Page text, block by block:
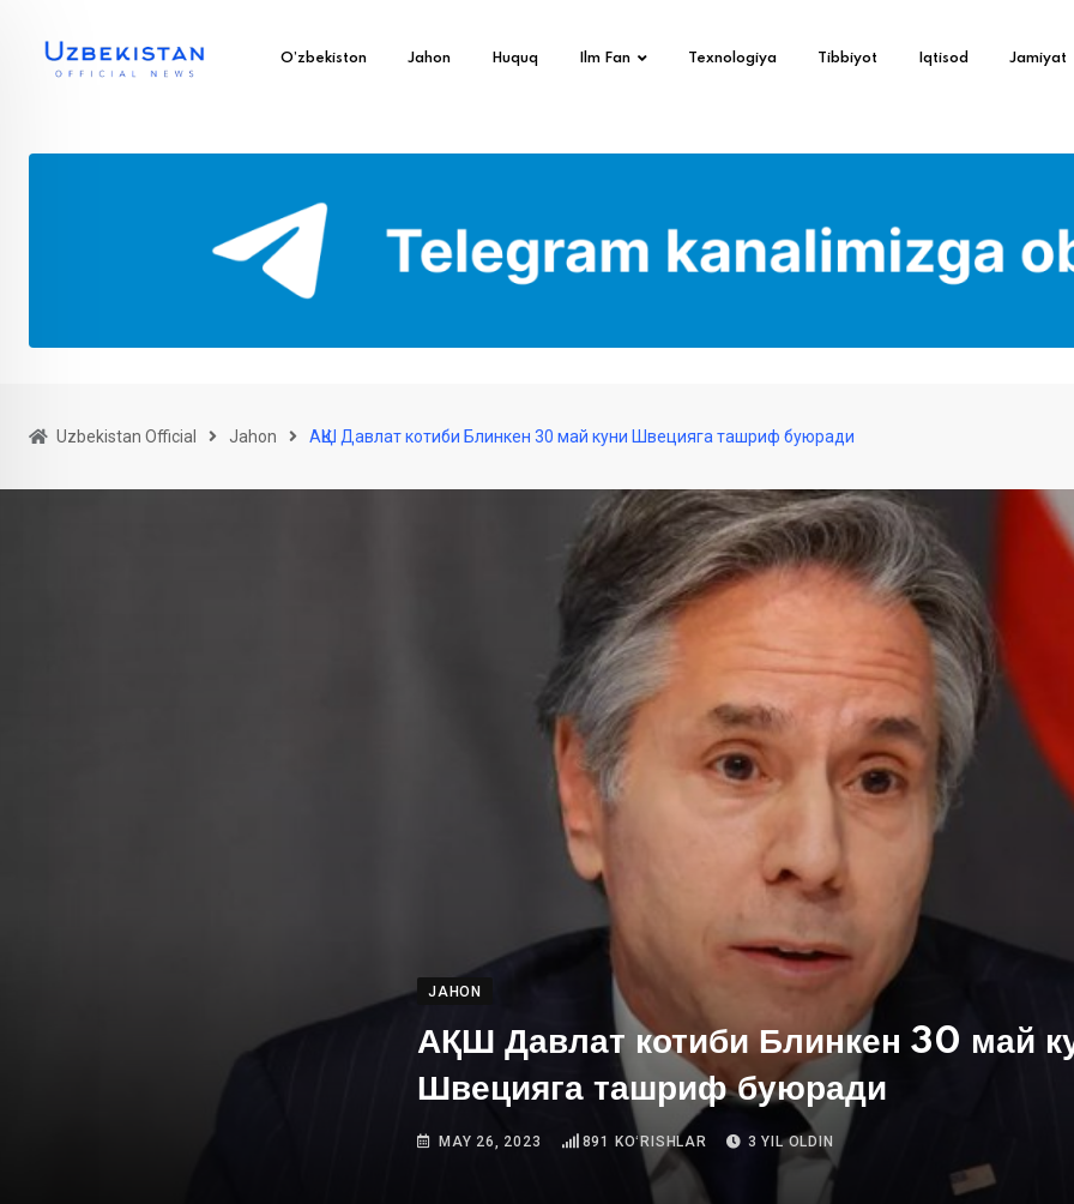
O’zbekiston Jahon Huquq Ilm Fan Texnologiya Tibbiyot Iqtisod Jamiyat
Uzbekistan Official Jahon АҚШ Давлат котиби Блинкен 30 май куни Швецияга ташриф буюради
JAHON
АҚШ Давлат котиби Блинкен 30 май
Швецияга ташриф буюради
MAY 26, 2023 891 KOʻRISHLAR 3 YIL OLDIN